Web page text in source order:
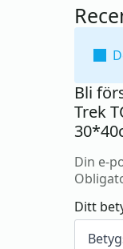
Bli
Trek
Din e-
Ditt